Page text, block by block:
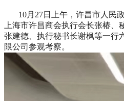
10月27日上午，许昌市人民政
上海市许昌商会执行会长张椿、
张建德、执行秘书长谢枫等一行
限公司参观考察。